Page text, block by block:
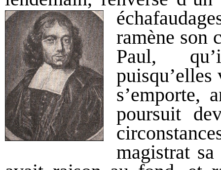
ramène son
Paul,
s’emporte,
poursuit
magistrat